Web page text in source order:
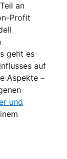
an
Profit
geht es
auf
Aspekte –
und